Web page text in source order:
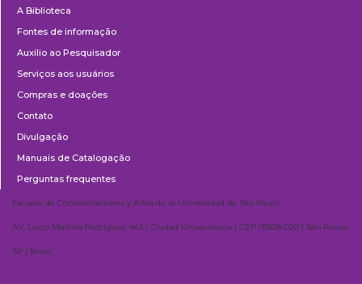
A Biblioteca
Fontes de informação
Auxílio ao Pesquisador
Serviços aos usuários
Compras e doações
Contato
Divulgação
Manuais de Catalogação
Perguntas frequentes
Escuela de Comunicaciones y Artes de la Universidad de São Paulo
AV. Lúcio Martins Rodrigues, 443 | Ciudad Universitaria | CEP 05508-020 | São Paulo,
SP | Brasil